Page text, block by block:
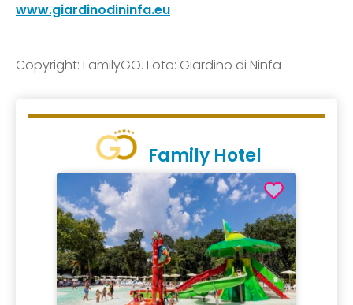
www.giardinodininfa.eu
Copyright: FamilyGO. Foto: Giardino di Ninfa
Family Hotel